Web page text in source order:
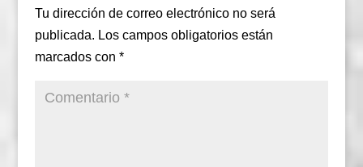
Tu dirección de correo electrónico no será
publicada. Los campos obligatorios están
marcados con *